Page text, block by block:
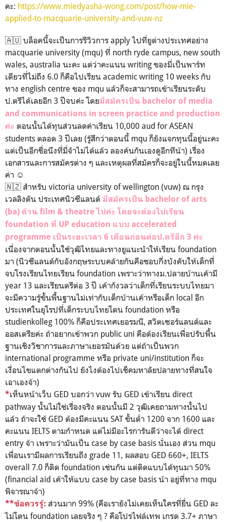
คะ: https://www.miedyasha-wong.com/post/how-mie-
applied-to-macquarie-university-and-vuw-nz
🇦🇺 บล็อคนี้จะเป็นการรีวิวการ apply ไปที่ยูต่างประเทศอย่าง
macquarie university (mqu) ที่ north ryde campus, new south
wales, australia นะคะ แต่ว่าคะแนน writing ของมี่เป็นพาร์ท
เดียวที่ไม่ถึง 6.0 ก็คือไปเรียน academic writing 10 weeks กับ
ทาง english centre ของ mqu แล้วก็จะสามารถเข้าเรียนระดับ
ป.ตรีได้เลยอีก 3 ปีจบค่ะ โดยมี่สมัครเป็น bachelor of media
and communications in screen practice and production
ค่ะ ตอนนั้นได้ทุนส่วนลดค่าเรียน 10,000 aud for ASEAN
students ตลอด 3 ปีเลย (รู้สึกว่าตอนนี้ mqu ก็ยังแจกทุนนี้อยู่นะคะ
แต่เป็นอีกชื่อนึงที่มี่จำไม่ได้แล้ว ลองค้นกันเองดูอีกทีน้า) เรื่อง
เอกสารและการสมัครต่าง ๆ และเหตุผลที่สมัครก็จะอยู่ในนี้หมดเลย
ค่า ☺️
🇳🇿 สำหรับ victoria university of wellington (vuw) ณ กรุง
เวลลิงตัน ประเทศนิวซีแลนด์ มี่สมัครเป็น bachelor of arts
(ba) ด้าน film & theatre ไปค่ะ โดยจะต้องไปเรียน
foundation ที่ UP education แบบ accelerated
programme เป็นระยะเวลา 6 เดือนก่อนต่อป.ตรีอีก 3 ค่ะ
เนื่องจากตอนนั้นใช้วุฒิไทยและทางยูแนะนำให้เรียน foundation
มา (นิวซีแลนด์กับอังกฤษระบบคล้ายกันคือชอบกึ่งบังคับให้เด็กที่
จบโรงเรียนไทยเรียน foundation เพราะว่าทางม.ปลายบ้านเค้ามี
year 13 และเรียนตรีต่อ 3 ปี เค้ากังวลว่าเด็กที่เรียนระบบไทยมา
จะมีความรู้ขั้นพื้นฐานไม่เท่ากับเด็กบ้านเค้าหรือเด็ก local อีก
ประเทศในยุโรปที่เด็กระบบไทยโดน foundation หรือ
studienkolleg 100% ก็คือประเทศเยอรมนี, สวิตเซอร์แลนด์และ
ออสเตรียค่ะ ถ้าอยากเข้าพวก public uni คือต้องเรียนเพื่อปรับพื้น
ฐานเชิงวิชาการและภาษาเยอรมันด้วย แต่ถ้าเป็นพวก
international programme หรือ private uni/institution ก็จะ
เงื่อนไขแตกต่างกันไป ยังไงต้องไปเช็คมหาลัยปลายทางที่สนใจ
เอาเองจ้า)
*เห็นหน้าเว็บ GED บอกว่า vuw รับ GED เข้าเรียน direct
pathway นั้นไม่ใช่เรื่องจริง ตอนนั้นมี 2 วุฒิเคยถามทางนั้นไป
แล้ว ถ้าจะใช้ GED ต้องมีคะแนน SAT ขั้นต่ำ 1200 จาก 1600 และ
คะแนน IELTS ตามกำหนด แต่ไม่มีอะไรการันตีว่าจะได้ direct
entry จ้า เพราะว่ามันเป็น case by case basis นั่นเอง ส่วน mqu
เพื่อนเรามีผลการเรียนถึง grade 11, ผลสอบ GED 660+, IELTS
overall 7.0 ก็ติด foundation เช่นกัน แต่ติดแบบได้ทุนมา 50%
(financial aid เค้าให้แบบ case by case basis น้า อยู่ที่ทาง mqu
พิจารณาจ้า)
**ข้อควรรู้: ส่วนมาก 99% (คือเรายังไม่เคยเห็นใครที่ยื่น GED ละ
ไม่โดน foundation เลยจริง ๆ ? คือโปรไฟล์เทพ เกรด 3.7+ ภาษา